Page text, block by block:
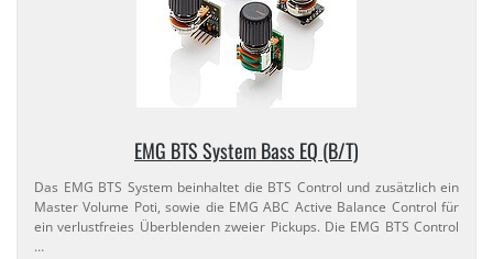
EMG BTS System Bass EQ (B/​T)
Das EMG BTS System beinhaltet die BTS Control und zusätzlich ein
Master Volume Poti, sowie die EMG ABC Active Balance Control für
ein verlustfreies Überblenden zweier Pickups. Die EMG BTS Control
…